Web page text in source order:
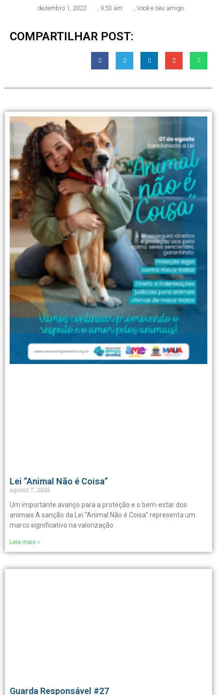
dezembro 1, 2022 9:53 am Você e seu amigo
COMPARTILHAR POST:
Lei “Animal Não é Coisa”
agosto 7, 2026
Um importante avanço para a proteção e o bem-estar dos
animais A sanção da Lei “Animal Não é Coisa” representa um
marco significativo na valorização
Leia mais »
Guarda Responsável #27